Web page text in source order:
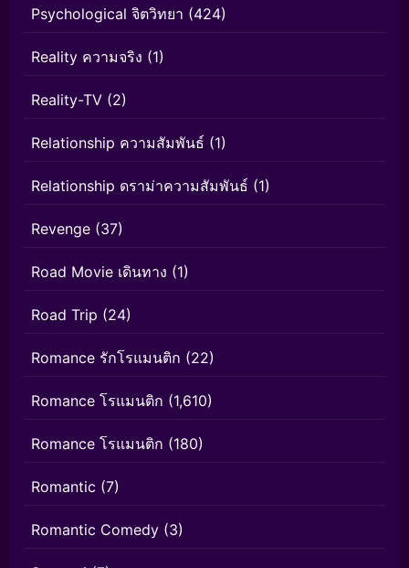
Psychological จิตวิทยา (424)
Reality ความจริง (1)
Reality-TV (2)
Relationship ความสัมพันธ์ (1)
Relationship ดราม่าความสัมพันธ์ (1)
Revenge (37)
Road Movie เดินทาง (1)
Road Trip (24)
Romance รักโรแมนติก (22)
Romance โรแมนติก (1,610)
Romance โรแมนติก (180)
Romantic (7)
Romantic Comedy (3)